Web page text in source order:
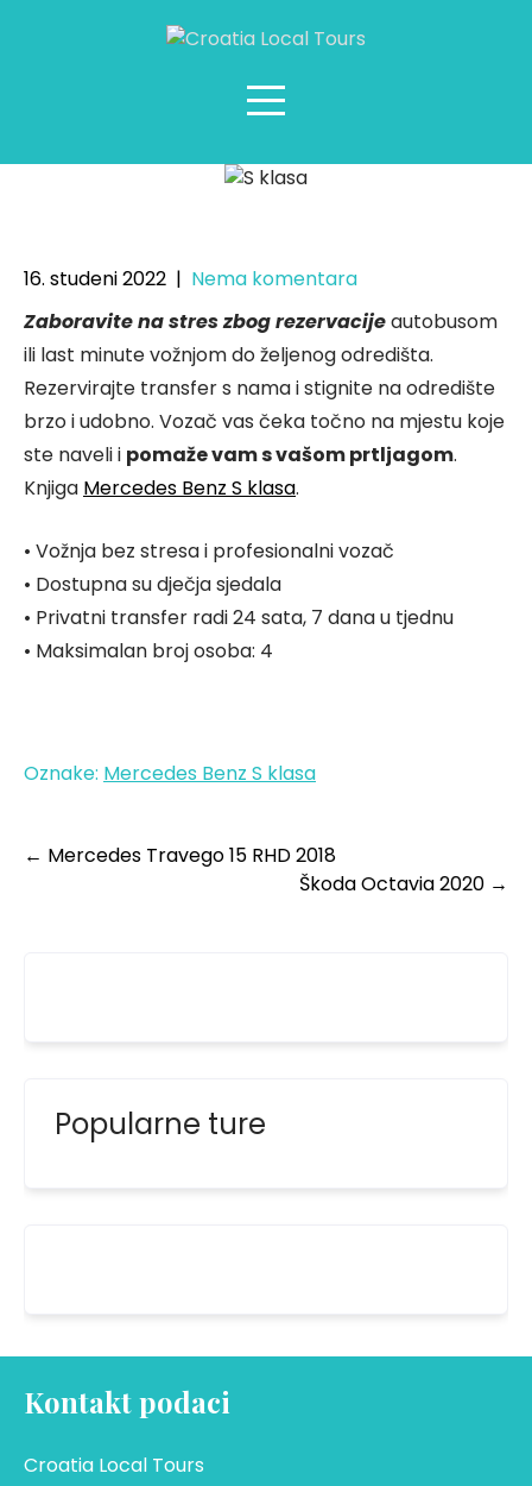
16. studeni 2022 | Nema komentara
Zaboravite na stres zbog rezervacijeautobusom
ili last minute vožnjom do željenog odredišta.
Rezervirajte transfer s nama i stignite na odredište
brzo i udobno. Vozač vas čeka točno na mjestu koje
ste naveli i pomaže vam s vašom prtljagom.
Knjiga Mercedes Benz S klasa.
• Vožnja bez stresa i profesionalni vozač
• Dostupna su dječja sjedala
• Privatni transfer radi 24 sata, 7 dana u tjednu
• Maksimalan broj osoba: 4
Oznake: Mercedes Benz S klasa
← Mercedes Travego 15 RHD 2018
Škoda Octavia 2020 →
Popularne ture
Kontakt podaci
Croatia Local Tours